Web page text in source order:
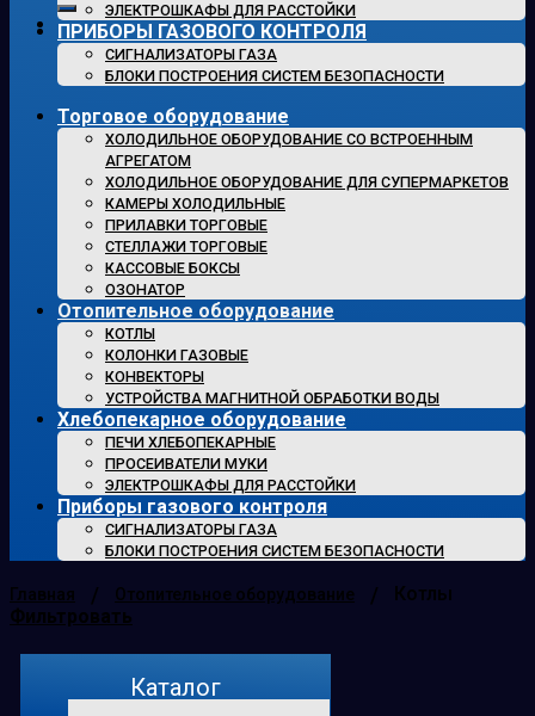
ЭЛЕКТРОШКАФЫ ДЛЯ РАССТОЙКИ
ПРИБОРЫ ГАЗОВОГО КОНТРОЛЯ
СИГНАЛИЗАТОРЫ ГАЗА
БЛОКИ ПОСТРОЕНИЯ СИСТЕМ БЕЗОПАСНОСТИ
Торговое оборудование
ХОЛОДИЛЬНОЕ ОБОРУДОВАНИЕ СО ВСТРОЕННЫМ
АГРЕГАТОМ
ХОЛОДИЛЬНОЕ ОБОРУДОВАНИЕ ДЛЯ СУПЕРМАРКЕТОВ
КАМЕРЫ ХОЛОДИЛЬНЫЕ
ПРИЛАВКИ ТОРГОВЫЕ
СТЕЛЛАЖИ ТОРГОВЫЕ
КАССОВЫЕ БОКСЫ
ОЗОНАТОР
Отопительное оборудование
КОТЛЫ
КОЛОНКИ ГАЗОВЫЕ
КОНВЕКТОРЫ
УСТРОЙСТВА МАГНИТНОЙ ОБРАБОТКИ ВОДЫ
Хлебопекарное оборудование
ПЕЧИ ХЛЕБОПЕКАРНЫЕ
ПРОСЕИВАТЕЛИ МУКИ
ЭЛЕКТРОШКАФЫ ДЛЯ РАССТОЙКИ
Приборы газового контроля
СИГНАЛИЗАТОРЫ ГАЗА
БЛОКИ ПОСТРОЕНИЯ СИСТЕМ БЕЗОПАСНОСТИ
Главная / Отопительное оборудование /
Котлы
Фильтровать
Каталог